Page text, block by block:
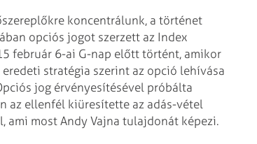
koncentrálunk, a történet
opciós jogot szerzett az Index
február 6-ai G-nap előtt történt, amikor
stratégia szerint az opció lehívása
jog érvényesítésével próbálta
az ellenfél kiüresítette az adás-vétel
ami most Andy Vajna tulajdonát képezi.